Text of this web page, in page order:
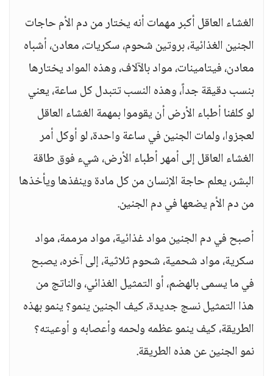
الغشاء العاقل أكبر مهمات أنه يختار من دم الأم حاجات
الجنين الغذائية، بروتين شحوم، سكريات، معادن، أشباه
معادن، فيتامينات، مواد بالآلاف، وهذه المواد يختارها
بنسب دقيقة جداً، وهذه النسب تتبدل كل ساعة، يعني
لو كلفنا أطباء الأرض أن يقوموا بمهمة الغشاء العاقل
لعجزوا، ولمات الجنين في ساعة واحدة، لو أوكل أمر
الغشاء العاقل إلى أمهر أطباء الأرض، شيء فوق طاقة
البشر، يعلم حاجة الإنسان من كل مادة وينفذها ويأخذها
من دم الأم يضعها في دم الجنين.
أصبح في دم الجنين مواد غذائية، مواد مرممة، مواد
سكرية، مواد شحمية، شحوم ثلاثية، إلى آخره، يصبح
في ما يسمى بالهضم، أو التمثيل الغذائي، والناتج من
هذا التمثيل نسج جديدة، كيف الجنين ينمو؟ ينمو بهذه
الطريقة، كيف ينمو عظمه ولحمه وأعصابه و أوعيته؟
نمو الجنين عن هذه الطريقة.